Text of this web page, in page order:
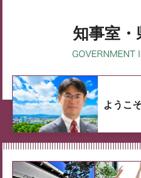
知事室・
ようこ